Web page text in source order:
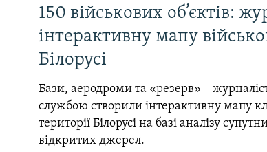
150 військових об’єктів:
інтерактивну мапу
Білорусі
Бази, аеродроми та «резерв» –
службою створили інтерактивну мапу
території Білорусі на базі аналізу
відкритих джерел.